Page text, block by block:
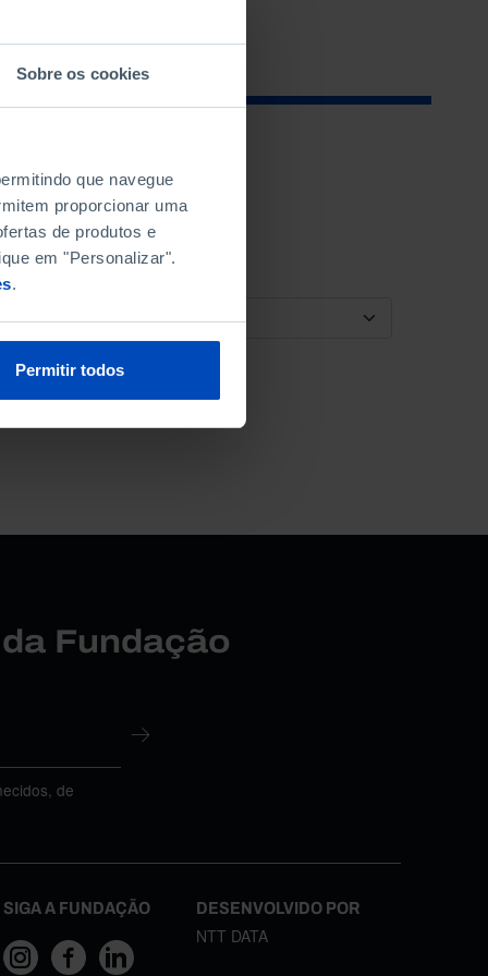
Sobre os cookies
que navegue
proporcionar uma
de produtos e
em "Personalizar".
.
Permitir todos
ORDENAR POR
Fundação
de
SIGA A FUNDAÇÃO DESENVOLVIDO POR
NTT DATA